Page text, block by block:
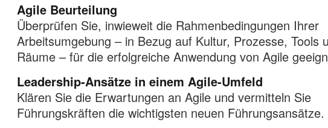
Agile Beurteilung
Überprüfen Sie, inwieweit die Rahmenbedingungen Ihrer
Arbeitsumgebung – in Bezug auf Kultur, Prozesse, Tools
Räume – für die erfolgreiche Anwendung von Agile
Leadership-Ansätze in einem Agile-Umfeld
Klären Sie die Erwartungen an Agile und vermitteln Sie
Führungskräften die wichtigsten neuen Führungsansätze.